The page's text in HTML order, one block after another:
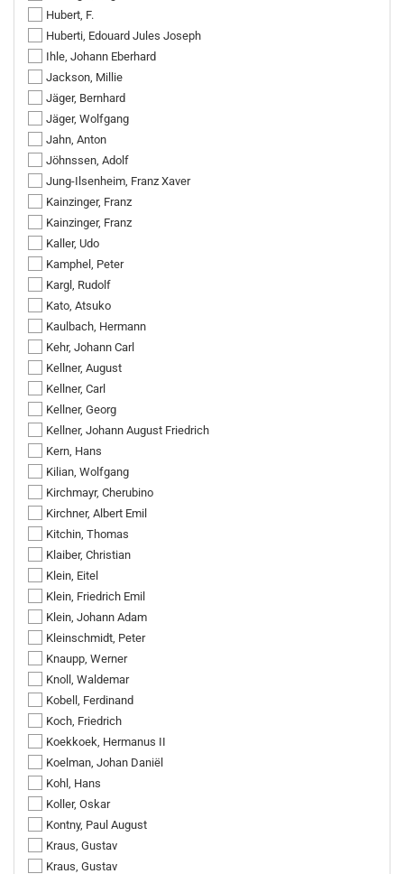
Hubert, F.
Huberti, Edouard Jules Joseph
Ihle, Johann Eberhard
Jackson, Millie
Jäger, Bernhard
Jäger, Wolfgang
Jahn, Anton
Jöhnssen, Adolf
Jung-Ilsenheim, Franz Xaver
Kainzinger, Franz
Kainzinger, Franz
Kaller, Udo
Kamphel, Peter
Kargl, Rudolf
Kato, Atsuko
Kaulbach, Hermann
Kehr, Johann Carl
Kellner, August
Kellner, Carl
Kellner, Georg
Kellner, Johann August Friedrich
Kern, Hans
Kilian, Wolfgang
Kirchmayr, Cherubino
Kirchner, Albert Emil
Kitchin, Thomas
Klaiber, Christian
Klein, Eitel
Klein, Friedrich Emil
Klein, Johann Adam
Kleinschmidt, Peter
Knaupp, Werner
Knoll, Waldemar
Kobell, Ferdinand
Koch, Friedrich
Koekkoek, Hermanus II
Koelman, Johan Daniël
Kohl, Hans
Koller, Oskar
Kontny, Paul August
Kraus, Gustav
Kraus, Gustav